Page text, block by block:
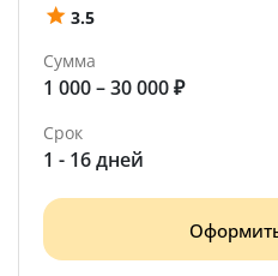
3.5
Сумма
1 000 – 30 000 ₽
Срок
1 - 16 дней